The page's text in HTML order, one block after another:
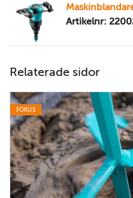
Artikelnr:
Relaterade sidor
FOKUS